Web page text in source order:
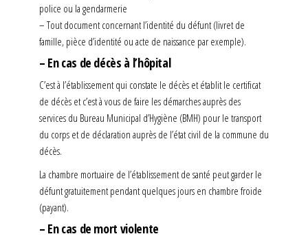
police ou la gendarmerie
– Tout document concernant l’identité du défunt (livret de
famille, pièce d’identité ou acte de naissance par exemple).
– En cas de décès à l’hôpital
C’est à l’établissement qui constate le décès et établit le certificat
de décès et c’est à vous de faire les démarches auprès des
services du Bureau Municipal d’Hygiène (BMH) pour le transport
du corps et de déclaration auprès de l’état civil de la commune du
décès.
La chambre mortuaire de l’établissement de santé peut garder le
défunt gratuitement pendant quelques jours en chambre froide
(payant).
– En cas de mort violente